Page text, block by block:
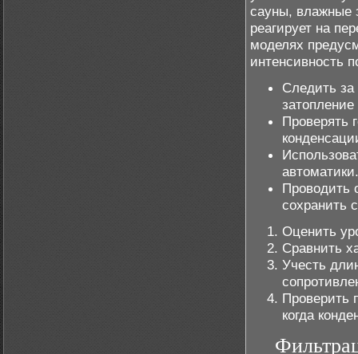
сауны, влажные
реагирует на
моделях
интенсивность
Следить за
Проверять
автоматики.
Проводить
сохранить
Оценить
Сравнить
Учесть
Проверить
когда